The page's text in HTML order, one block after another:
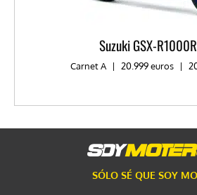
Suzuki GSX-
Carnet A | 20.999 euros |
SÓLO SÉ QUE SOY